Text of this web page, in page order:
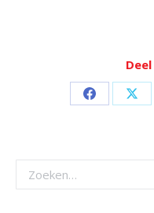
Deel
Zoeken: